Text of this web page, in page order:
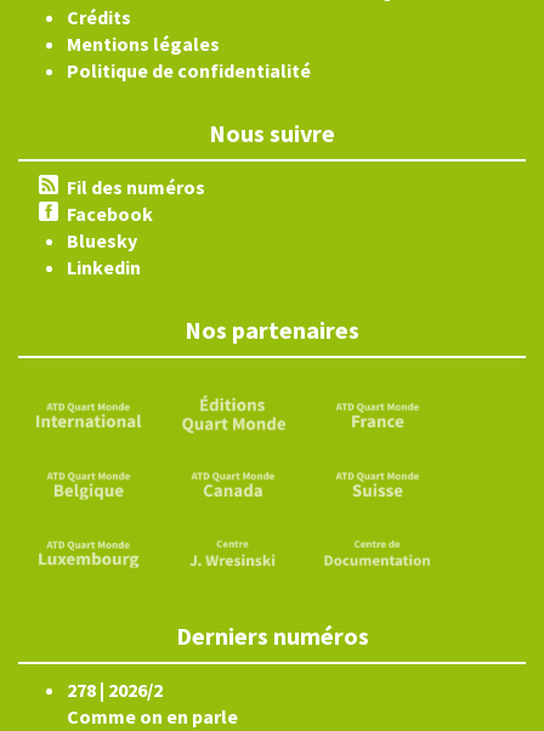
Crédits
Mentions légales
Politique de confidentialité
Nous suivre
Fil des numéros
Facebook
Bluesky
Linkedin
Nos partenaires
Derniers numéros
278 | 2026/2
Comme on en parle